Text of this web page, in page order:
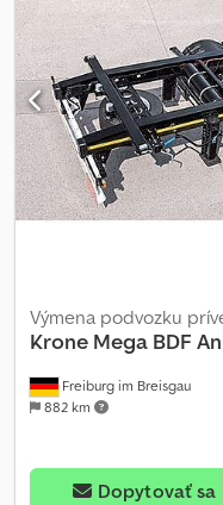
je určené výhradne pre
Popis vozidla slúži len na
nezáväzné; zmena, omyly
chyby v písaní neručíme.
Freiburg im Breisgau
882 km
Výmena podvozku
Krone Mega BDF
Dopytovať sa